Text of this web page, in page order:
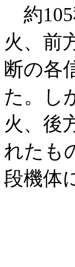
約105
火、前
断の各
た。し
火、後
れたも
段機体